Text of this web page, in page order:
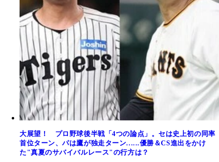
大展望！ プロ野球後半戦「4つの論点」。セは史上初の同率
首位ターン、パは鷹が独走ターン......優勝＆CS進出をかけ
た"真夏のサバイバルレース"の行方は？